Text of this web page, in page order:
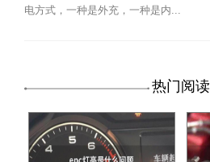
电方式，一种是外充，一种是内...
热门阅读